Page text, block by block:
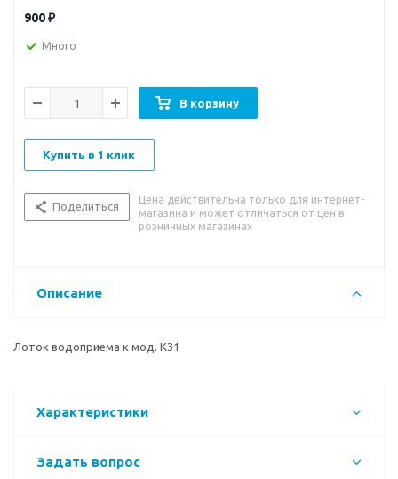
900₽
Много
В корзину
Купить в 1 клик
Поделиться
Цена действительна только для интернет-
магазина и может отличаться от цен в
розничных магазинах
Описание
Лоток водоприема к мод. K31
Характеристики
Задать вопрос